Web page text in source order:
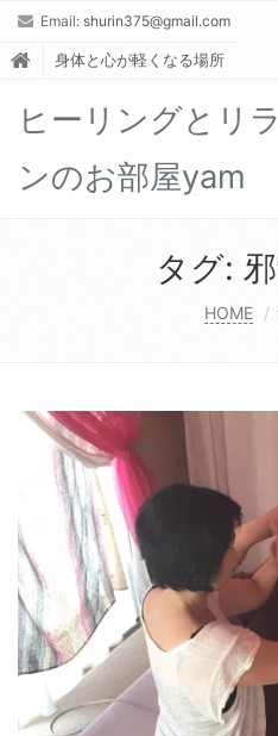
Email: shurin375@gmail.com
身体と心が軽くなる場所
ヒーリングとリ
ンのお部屋yam
タグ:
HOME